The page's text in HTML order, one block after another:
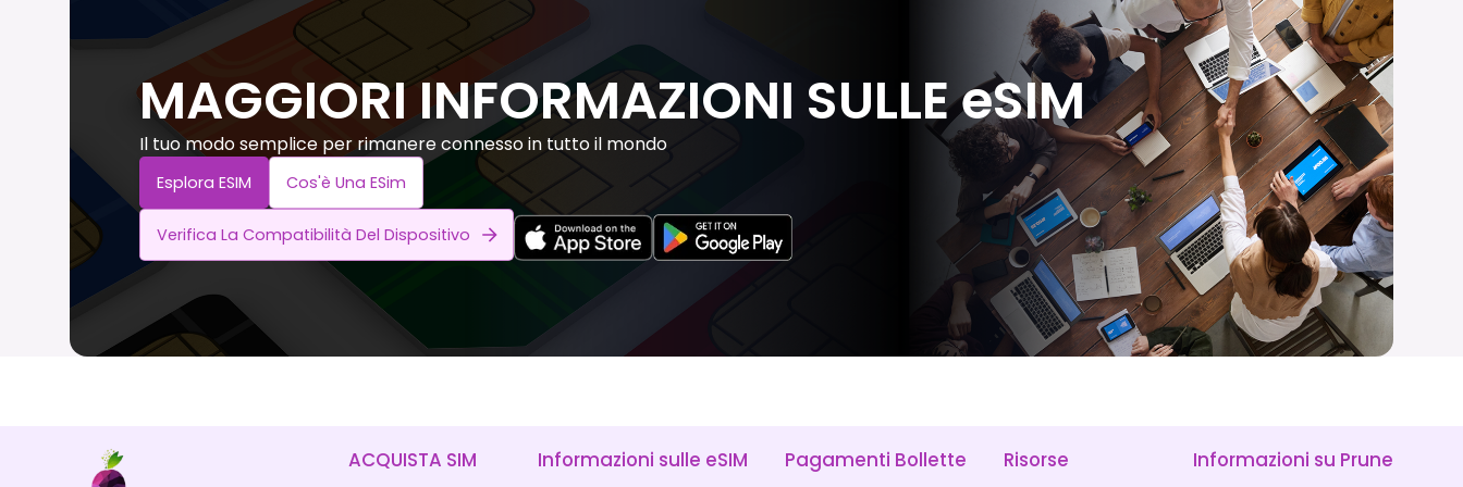
MAGGIORI INFORMAZIONI SULLE eSIM
Il tuo modo semplice per rimanere connesso in tutto il mondo
Esplora ESIM Cos'è Una ESim
Verifica La Compatibilità Del Dispositivo
ACQUISTA SIM Informazioni sulle eSIM Pagamenti Bollette Risorse Informazioni su Prune